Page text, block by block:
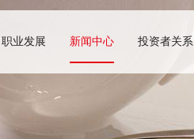
职业发展 新闻中心 投资者关系